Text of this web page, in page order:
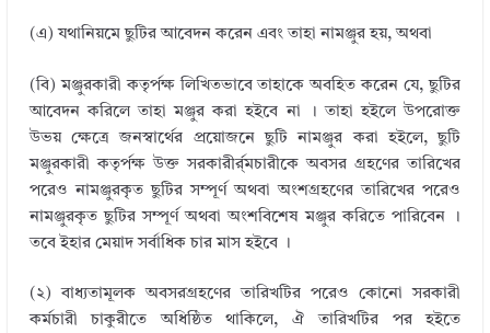
(এ) যথানিয়মে ছুটির আবেদন করেন এবং তাহা নামঞ্জুর হয়, অথবা
(বি) মঞ্জুরকারী কতৃর্পক্ষ লিখিতভাবে তাহাকে অবহিত করেন যে, ছুটির
আবেদন করিলে তাহা মঞ্জুর করা হইবে না । তাহা হইলে উপরোক্ত
উভয় ক্ষেত্রে জনস্বার্থের প্রয়োজনে ছুটি নামঞ্জুর করা হইলে, ছুটি
মঞ্জুরকারী কতৃর্পক্ষ উক্ত সরকারীর্র্মচারীকে অবসর গ্রহণের তারিখের
পরেও নামঞ্জুরকৃত ছুটির সম্পূর্ণ অথবা অংশগ্রহণের তারিখের পরেও
নামঞ্জুরকৃত ছুটির সম্পূর্ণ অথবা অংশবিশেষ মঞ্জুর করিতে পারিবেন ।
তবে ইহার মেয়াদ সর্বাধিক চার মাস হইবে ।
(২) বাধ্যতামূলক অবসরগ্রহণের তারিখটির পরেও কোনো সরকারী
কর্মচারী চাকুরীতে অধিষ্ঠিত থাকিলে, ঐ তারিখটির পর হইতে